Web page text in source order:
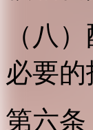
（八
必要
第六